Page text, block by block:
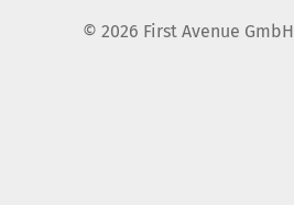
© 2026 First Avenue GmbH